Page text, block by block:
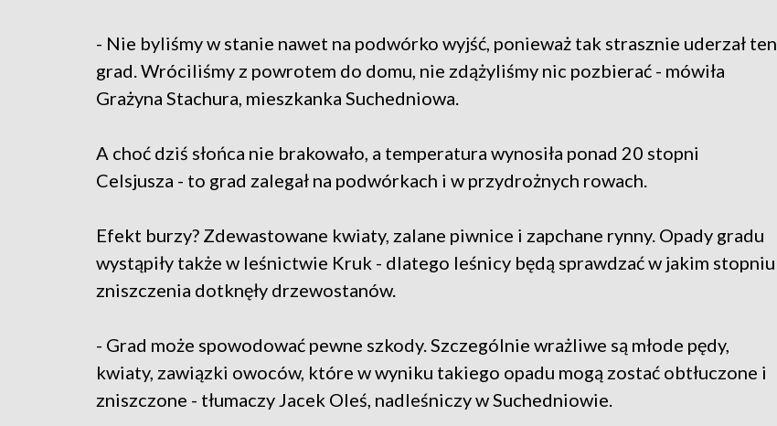
- Nie byliśmy w stanie nawet na podwórko wyjść, ponieważ tak strasznie uderzał ten
grad. Wróciliśmy z powrotem do domu, nie zdążyliśmy nic pozbierać - mówiła
Grażyna Stachura, mieszkanka Suchedniowa.
A choć dziś słońca nie brakowało, a temperatura wynosiła ponad 20 stopni
Celsjusza - to grad zalegał na podwórkach i w przydrożnych rowach.
Efekt burzy? Zdewastowane kwiaty, zalane piwnice i zapchane rynny. Opady gradu
wystąpiły także w leśnictwie Kruk - dlatego leśnicy będą sprawdzać w jakim stopniu
zniszczenia dotknęły drzewostanów.
- Grad może spowodować pewne szkody. Szczególnie wrażliwe są młode pędy,
kwiaty, zawiązki owoców, które w wyniku takiego opadu mogą zostać obtłuczone i
zniszczone - tłumaczy Jacek Oleś, nadleśniczy w Suchedniowie.